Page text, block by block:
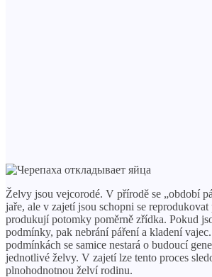
Želvy jsou vejcorodé. V přírodě se „období
jaře, ale v zajetí jsou schopni se
produkují potomky poměrně zřídka. Pokud
podmínky, pak nebrání páření a kladení
podmínkách se samice nestará o budoucí
jednotlivé želvy. V zajetí lze tento proces
plnohodnotnou želví rodinu.